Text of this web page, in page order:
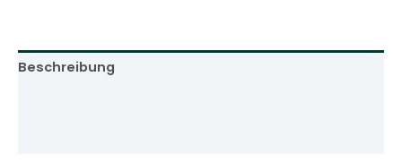
e
7
Beschreibung